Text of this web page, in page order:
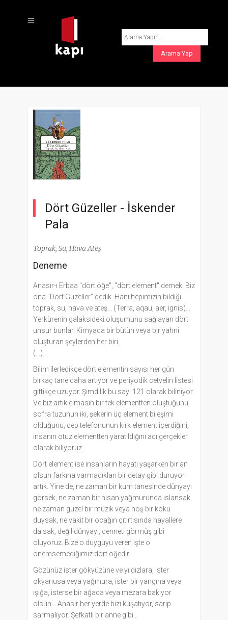
Dört Güzeller - İskender
Pala
Toprak, Su, Hava Ateş
Deneme
Anasır-ı Erbaa "dört öğe", "dört element" demek. Biz
ona "Dört Güzeller" dedik. Hani hepimizin bildiği
toprak, su, hava ve ateş... (Terra, aqau, aer, ignis)...
Yerkürenin galaksideki oluşumunu sağlayan dört
unsur bunlar. Kimyada bir bütün veya bir yahni
oluşturan şeylerden her biri.
(...)
Bilim ilerledikçe dört elementin sayısı her gün
birkaç tane daha artıyor ve periyodik cetvelin listesi
gittikçe uzuyor. Şimdilik bu sayı 121 olarak biliniyor.
Ve biz artık elmasın bir tek elementten oluştuğunu,
sofra tuzunun iki, şekerin üç element bileşimi
olduğunu, cep telefonunun kırk element içerdiğini,
insanın otuz elementten yaratıldığını acı gerçekler
olarak biliyoruz.
Dört element ise insanların hayatı yaşarken bir an
olsun farkına varmadıkları bir detay gibi duruyor
artık. Yine de, ne zaman bir kum tanesinde dünyayı
görsek, ne zaman bir nisan yağmurunda ıslansak,
ne zaman güzel bir müzik veya hoş bir koku
duysak, ne vakit bir ocağın çıtırtısında hayallere
dalsak, değil dünyayı, cenneti görmüş gibi
oluyoruz. Bize o duyguyu veren işte o
önemsemediğimiz dört öğedir.
Gözünüz ister gökyüzüne ve yıldızlara, ister
okyanusa veya yağmura, ister bir yangına veya
ışığa, isterse bir ağaca veya mezara bakıyor
olsun... Anasır her yerde bizi kuşatıyor, sarıp
sarmalıyor. Şefkatli bir anne gibi...